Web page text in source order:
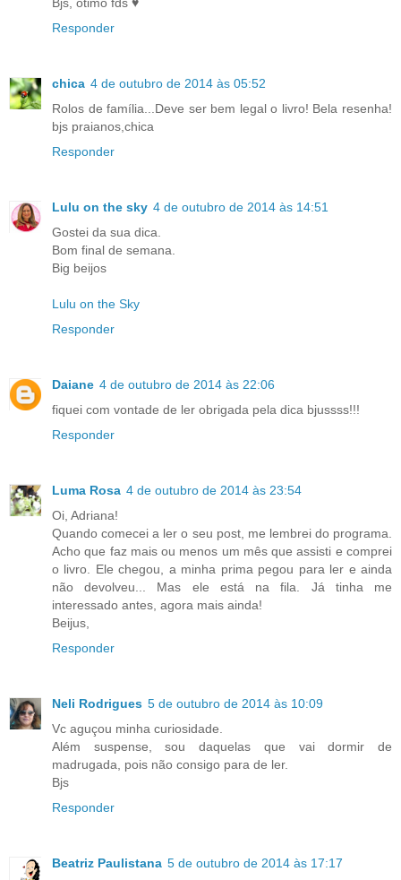
Responder
chica 4 de outubro de 2014 às 05:52
Rolos de família...Deve ser bem legal o livro! Bela resenha!
bjs praianos,chica
Responder
Lulu on the sky 4 de outubro de 2014 às 14:51
Gostei da sua dica.
Bom final de semana.
Big beijos
Lulu on the Sky
Responder
Daiane 4 de outubro de 2014 às 22:06
fiquei com vontade de ler obrigada pela dica bjussss!!!
Responder
Luma Rosa 4 de outubro de 2014 às 23:54
Oi, Adriana!
Quando comecei a ler o seu post, me lembrei do programa.
Acho que faz mais ou menos um mês que assisti e comprei
o livro. Ele chegou, a minha prima pegou para ler e ainda
não devolveu... Mas ele está na fila. Já tinha me
interessado antes, agora mais ainda!
Beijus,
Responder
Neli Rodrigues 5 de outubro de 2014 às 10:09
Vc aguçou minha curiosidade.
Além suspense, sou daquelas que vai dormir de
madrugada, pois não consigo para de ler.
Bjs
Responder
Beatriz Paulistana 5 de outubro de 2014 às 17:17